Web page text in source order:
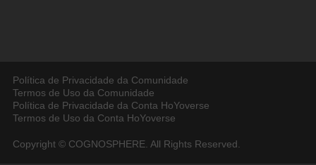
Política de Privacidade da Comunidade
Termos de Uso da Comunidade
Política de Privacidade da Conta HoYoverse
Termos de Uso da Conta HoYoverse
Copyright © COGNOSPHERE. All Rights Reserved.